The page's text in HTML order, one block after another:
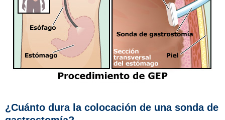
¿Cuánto dura la colocación de una sonda de